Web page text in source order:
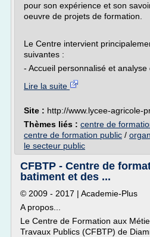
pour son expérience et son
oeuvre de projets de formation.
Le Centre intervient
suivantes :
- Accueil personnalisé et analyse
Lire la suite
Site : http://www.lycee-agricole-
Thèmes liés : centre de
centre de formation public /
le secteur public
CFBTP - Centre de
batiment et des ...
© 2009 - 2017 | Academie-Plus
A propos...
Le Centre de Formation aux
Travaux Publics (CFBTP) de